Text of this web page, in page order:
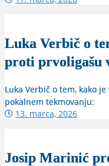
Luka Verbič o
proti prvoligašu
Luka Verbič o tem, kako
pokalnem tekmovanju:
13. marca, 2026
Josip Marinić